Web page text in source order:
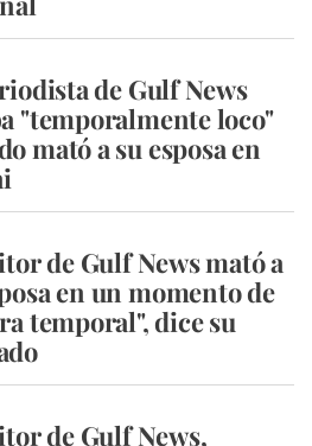
de Gulf News
"temporalmente loco"
mató a su esposa en
de Gulf News mató a
en un momento de
temporal", dice su
de Gulf News,